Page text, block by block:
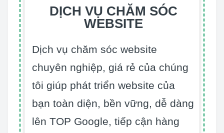
DỊCH VỤ CHĂM SÓC
WEBSITE
Dịch vụ chăm sóc website
chuyên nghiệp, giá rẻ của chúng
tôi giúp phát triển website của
bạn toàn diện, bền vững, dễ dàng
lên TOP Google, tiếp cận hàng